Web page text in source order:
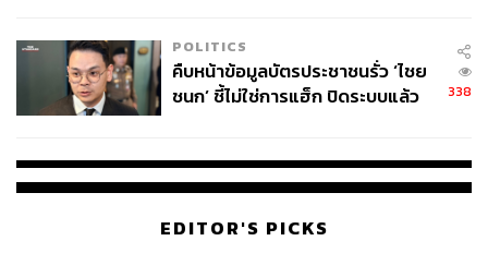
POLITICS
คืบหน้าข้อมูลบัตรประชาชนรั่ว ‘ไชย
ชนก’ ชี้ไม่ใช่การแฮ็ก ปิดระบบแล้ว
338
EDITOR'S PICKS